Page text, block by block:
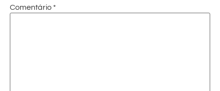
Comentário *